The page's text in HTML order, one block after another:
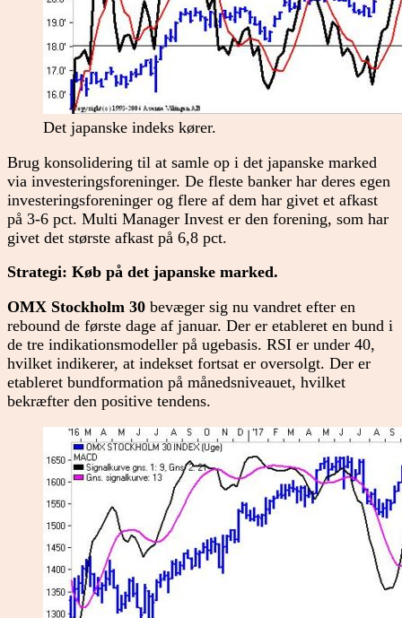
Det japanske indeks kører.
Brug konsolidering til at samle op i det japanske marked
via investeringsforeninger. De fleste banker har deres egen
investeringsforeninger og flere af dem har givet et afkast
på 3-6 pct. Multi Manager Invest er den forening, som har
givet det største afkast på 6,8 pct.
Strategi: Køb på det japanske marked.
OMX Stockholm 30 bevæger sig nu vandret efter en
rebound de første dage af januar. Der er etableret en bund i
de tre indikationsmodeller på ugebasis. RSI er under 40,
hvilket indikerer, at indekset fortsat er oversolgt. Der er
etableret bundformation på månedsniveauet, hvilket
bekræfter den positive tendens.